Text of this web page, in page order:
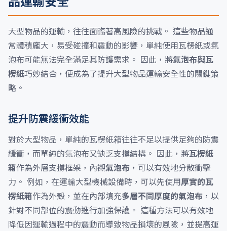
大型物品的運輸，往往面臨著高風險的挑戰。 這些物品通
常體積龐大，易受碰撞和震動的影響，單純使用瓦楞紙或氣
泡布可能無法完全滿足其防護需求。 因此，將氣泡布與瓦
楞紙巧妙結合，便成為了提升大型物品運輸安全性的關鍵策
略。
提升防震緩衝效能
對於大型物品，單純的瓦楞紙箱往往不足以提供足夠的防震
緩衝，而單純的氣泡布又缺乏支撐結構。 因此，將瓦楞紙
箱作為外層支撐框架，內襯氣泡布 ，可以有效地分散衝擊
力。 例如，在運輸大型機械設備時，可以先使用厚實的瓦
楞紙箱作為外殼，並在內部填充多層不同厚度的氣泡布 ，以
針對不同部位的震動進行加強保護。 這種方法可以有效地
降低因運輸過程中的震動而導致物品損壞的風險，並提高運